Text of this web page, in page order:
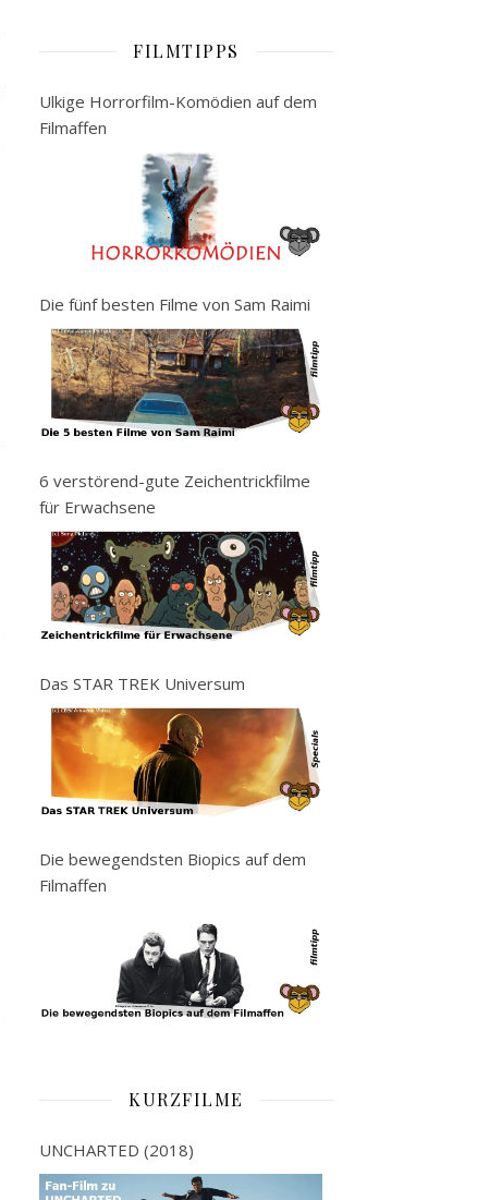
FILMTIPPS
Ulkige Horrorfilm-Komödien auf dem
Filmaffen
Die fünf besten Filme von Sam Raimi
6 verstörend-gute Zeichentrickfilme
für Erwachsene
Das STAR TREK Universum
Die bewegendsten Biopics auf dem
Filmaffen
KURZFILME
UNCHARTED (2018)